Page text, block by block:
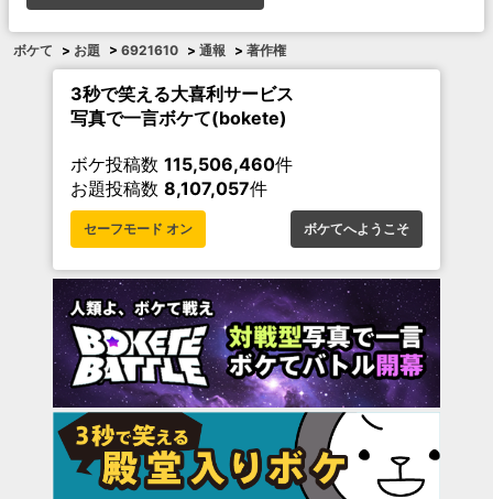
ボケて > お題 > 6921610 > 通報 > 著作権
3秒で笑える大喜利サービス
写真で一言ボケて(bokete)
ボケ投稿数 115,506,460件
お題投稿数 8,107,057件
セーフモード オン ボケてへようこそ